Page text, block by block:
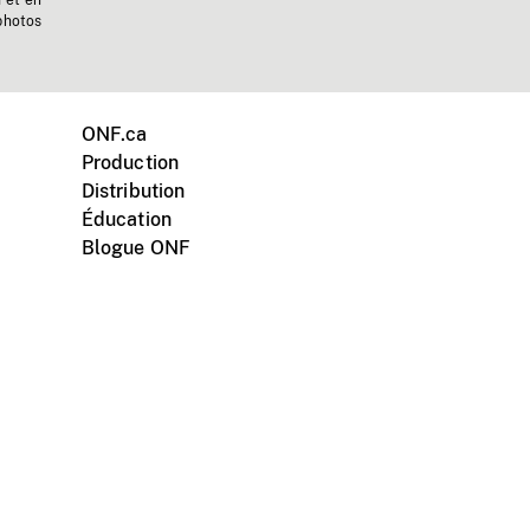
ONF.ca
Production
Distribution
Éducation
Blogue ONF